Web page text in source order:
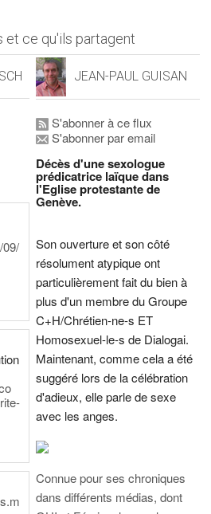
et ce qu'ils partagent
09/
JEAN-PAUL GUISAN
S'abonner à ce flux
S'abonner par email
Décès d'une sexologue
prédicatrice laïque dans
l'Eglise protestante de
Genève.
Son ouverture et son côté
résolument atypique ont
particulièrement fait du bien à
plus d'un membre du Groupe
C+H/Chrétien-ne-s ET
Homosexuel-le-s de Dialogai.
Maintenant, comme cela a été
suggéré lors de la célébration
d'adieux, elle parle de sexe
avec les anges.
Connue pour ses chroniques
dans différents médias, dont